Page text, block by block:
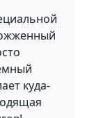
куда-